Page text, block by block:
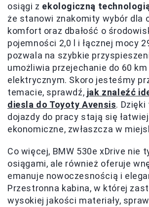
osiągi z ekologiczną
że stanowi znakomity wybór dla
komfort oraz dbałość o
pojemności 2,0 l i łącznej mocy
pozwala na szybkie
umożliwia przejechanie do 60
elektrycznym. Skoro jesteśmy
temacie, sprawdź, jak znaleźć
diesla do Toyoty Avensis.
dojazdy do pracy stają się
ekonomiczne, zwłaszcza w
Co więcej, BMW 530e xDrive nie
osiągami, ale również oferuje
emanuje nowoczesnością i
Przestronna kabina, w której
wysokiej jakości materiały,